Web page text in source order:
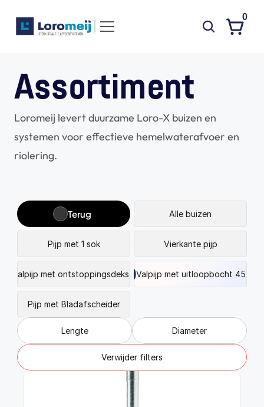
Assortiment
Loromeij levert duurzame Loro-X buizen en
systemen voor effectieve hemelwaterafvoer en
riolering.
Terug Alle buizen
Pijp met 1 sok Vierkante pijp
Valpijp met ontstoppingsdekselValpijp met uitloopbocht 45 gr.
Pijp met Bladafscheider
Lengte Diameter
Verwijder filters
Producten
Projecten
Poedercoaten
Waarom Loromeij
Downloads
HWA
Contact
Blogs
0